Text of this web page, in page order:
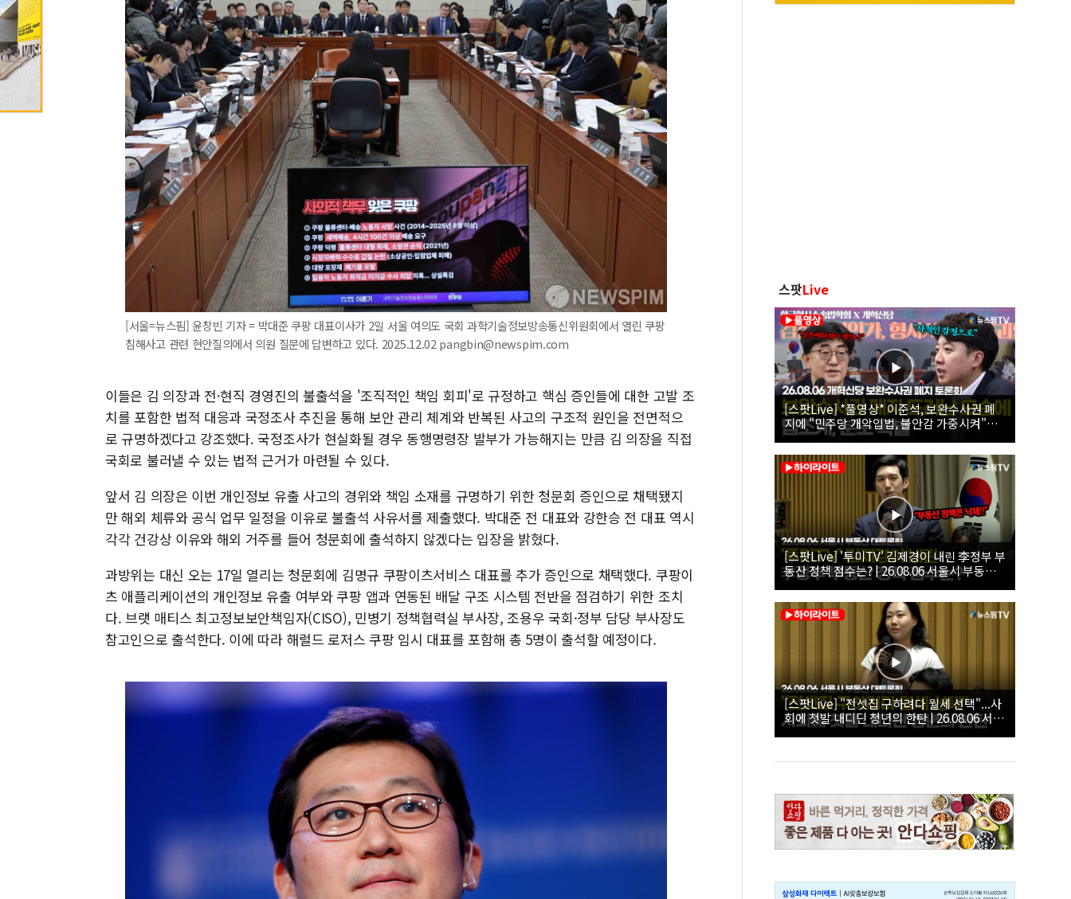
[서울=뉴스핌] 윤창빈 기자 = 박대준 쿠팡 대표이사가 2일 서울 여의도 국회 과학기술정보방송통신위원회에서 열린 쿠팡
침해사고 관련 현안질의에서 의원 질문에 답변하고 있다. 2025.12.02 pangbin@newspim.com
이들은 김 의장과 전·현직 경영진의 불출석을 '조직적인 책임 회피'로 규정하고 핵심 증인들에 대한 고발 조
치를 포함한 법적 대응과 국정조사 추진을 통해 보안 관리 체계와 반복된 사고의 구조적 원인을 전면적으
로 규명하겠다고 강조했다. 국정조사가 현실화될 경우 동행명령장 발부가 가능해지는 만큼 김 의장을 직접
국회로 불러낼 수 있는 법적 근거가 마련될 수 있다.
앞서 김 의장은 이번 개인정보 유출 사고의 경위와 책임 소재를 규명하기 위한 청문회 증인으로 채택됐지
만 해외 체류와 공식 업무 일정을 이유로 불출석 사유서를 제출했다. 박대준 전 대표와 강한승 전 대표 역시
각각 건강상 이유와 해외 거주를 들어 청문회에 출석하지 않겠다는 입장을 밝혔다.
과방위는 대신 오는 17일 열리는 청문회에 김명규 쿠팡이츠서비스 대표를 추가 증인으로 채택했다. 쿠팡이
츠 애플리케이션의 개인정보 유출 여부와 쿠팡 앱과 연동된 배달 구조 시스템 전반을 점검하기 위한 조치
다. 브랫 매티스 최고정보보안책임자(CISO), 민병기 정책협력실 부사장, 조용우 국회·정부 담당 부사장도
참고인으로 출석한다. 이에 따라 해럴드 로저스 쿠팡 임시 대표를 포함해 총 5명이 출석할 예정이다.
스팟Live
[스팟Live] *풀영상* 이준석, 보완수사권 폐
지에 "민주당 개악입법, 불안감 가중시켜"｜
26.08.06 개혁신당 보완수사권 폐지 토론회
[스팟Live] '투미TV' 김제경이 내린 李정부 부
동산 정책 점수는? | 26.08.06 서울시 부동산
대토론회
[스팟Live] "전셋집 구하려다 월세 선택"...사
회에 첫발 내디딘 청년의 한탄 | 26.08.06 서울
시 부동산 대토론회